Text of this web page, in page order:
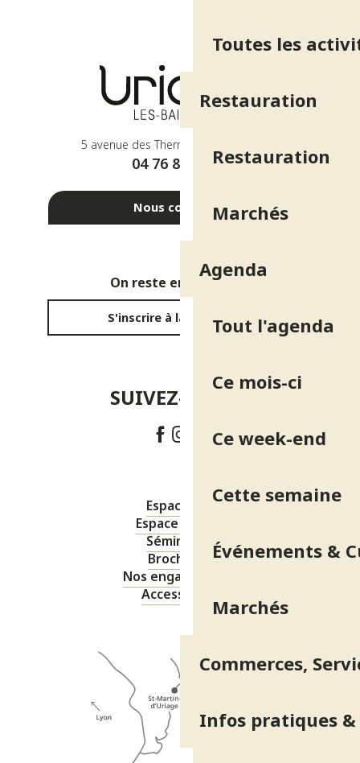
Toutes les
Restauration
Restauration
Marchés
Agenda
Tout l'agenda
Ce mois-ci
Ce week-end
Cette semaine
Événements &
Marchés
Commerces,
Infos pratiques &
5 avenue des Thermes - 38410 Uriage
04 76 89 10 27
Nous contacter
On reste en contact ?
S'inscrire à la newsletter
SUIVEZ-NOUS !
Espace pro
Espace presse
Séminaires
Brochures
Nos engagements
Accessibilité